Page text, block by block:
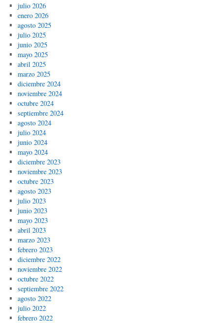
julio 2026
enero 2026
agosto 2025
julio 2025
junio 2025
mayo 2025
abril 2025
marzo 2025
diciembre 2024
noviembre 2024
octubre 2024
septiembre 2024
agosto 2024
julio 2024
junio 2024
mayo 2024
diciembre 2023
noviembre 2023
octubre 2023
agosto 2023
julio 2023
junio 2023
mayo 2023
abril 2023
marzo 2023
febrero 2023
diciembre 2022
noviembre 2022
octubre 2022
septiembre 2022
agosto 2022
julio 2022
febrero 2022